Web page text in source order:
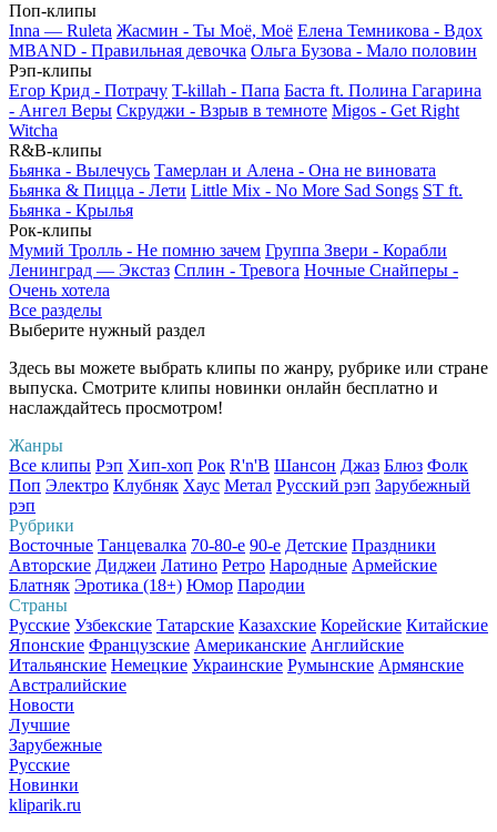
Поп-клипы
Inna — Ruleta Жасмин - Ты Моё, Моё Елена Темникова - Вдох
MBAND - Правильная девочка Ольга Бузова - Мало половин
Рэп-клипы
Егор Крид - Потрачу T-killah - Папа Баста ft. Полина Гагарина
- Ангел Веры Скруджи - Взрыв в темноте Migos - Get Right
Witcha
R&B-клипы
Бьянка - Вылечусь Тамерлан и Алена - Она не виновата
Бьянка & Пицца - Лети Little Mix - No More Sad Songs ST ft.
Бьянка - Крылья
Рок-клипы
Мумий Тролль - Не помню зачем Группа Звери - Корабли
Ленинград — Экстаз Сплин - Тревога Ночные Снайперы -
Очень хотела
Все разделы
Выберите нужный раздел
Здесь вы можете выбрать клипы по жанру, рубрике или стране
выпуска. Смотрите клипы новинки онлайн бесплатно и
наслаждайтесь просмотром!
Жанры
Все клипы Рэп Хип-хоп Рок R'n'B Шансон Джаз Блюз Фолк
Поп Электро Клубняк Хаус Метал Русский рэп Зарубежный
рэп
Рубрики
Восточные Танцевалка 70-80-е 90-е Детские Праздники
Авторские Диджеи Латино Ретро Народные Армейские
Блатняк Эротика (18+) Юмор Пародии
Страны
Русские Узбекские Татарские Казахские Корейские Китайские
Японские Французские Американские Английские
Итальянские Немецкие Украинские Румынские Армянские
Австралийские
Новости
Лучшие
Зарубежные
Русские
Новинки
kliparik.ru